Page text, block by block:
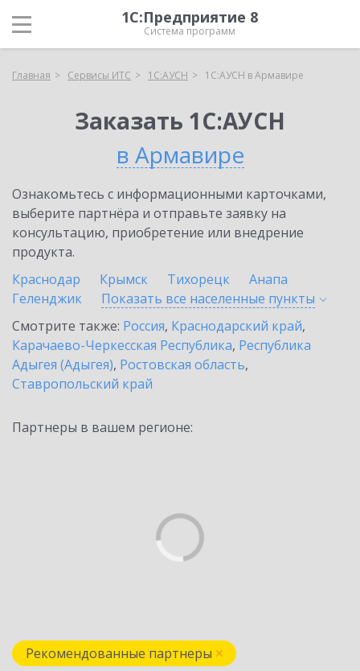
1С:Предприятие 8
Система программ
Главная Сервисы ИТС 1С:АУСН 1С:АУСН в Армавире
Заказать 1С:АУСН
в Армавире
Ознакомьтесь с информационными карточками,
выберите партнёра и отправьте заявку на
консультацию, приобретение или внедрение
продукта.
Краснодар
Крымск Тихорецк
Анапа
Геленджик
Показать все населенные пункты
Смотрите также: Россия, Краснодарский край,
Карачаево-Черкесская Республика, Республика
Адыгея (Адыгея), Ростовская область,
Ставропольский край
Партнеры в вашем регионе:
Рекомендованные партнеры